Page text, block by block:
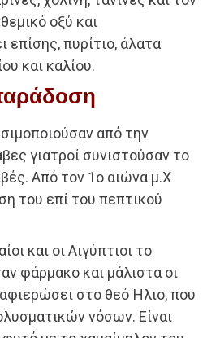
οξύ και
επίσης, πυρίτιο, άλατα
και καλίου.
από την
γιατροί συνιστούσαν το
Από τον 1ο αιώνα μ.Χ
του επί του πεπτικού
και οι Αιγύπτιοι το
φάρμακο και μάλιστα οι
αφιερώσει στο θεό Ήλιο, που
νόσων. Είναι